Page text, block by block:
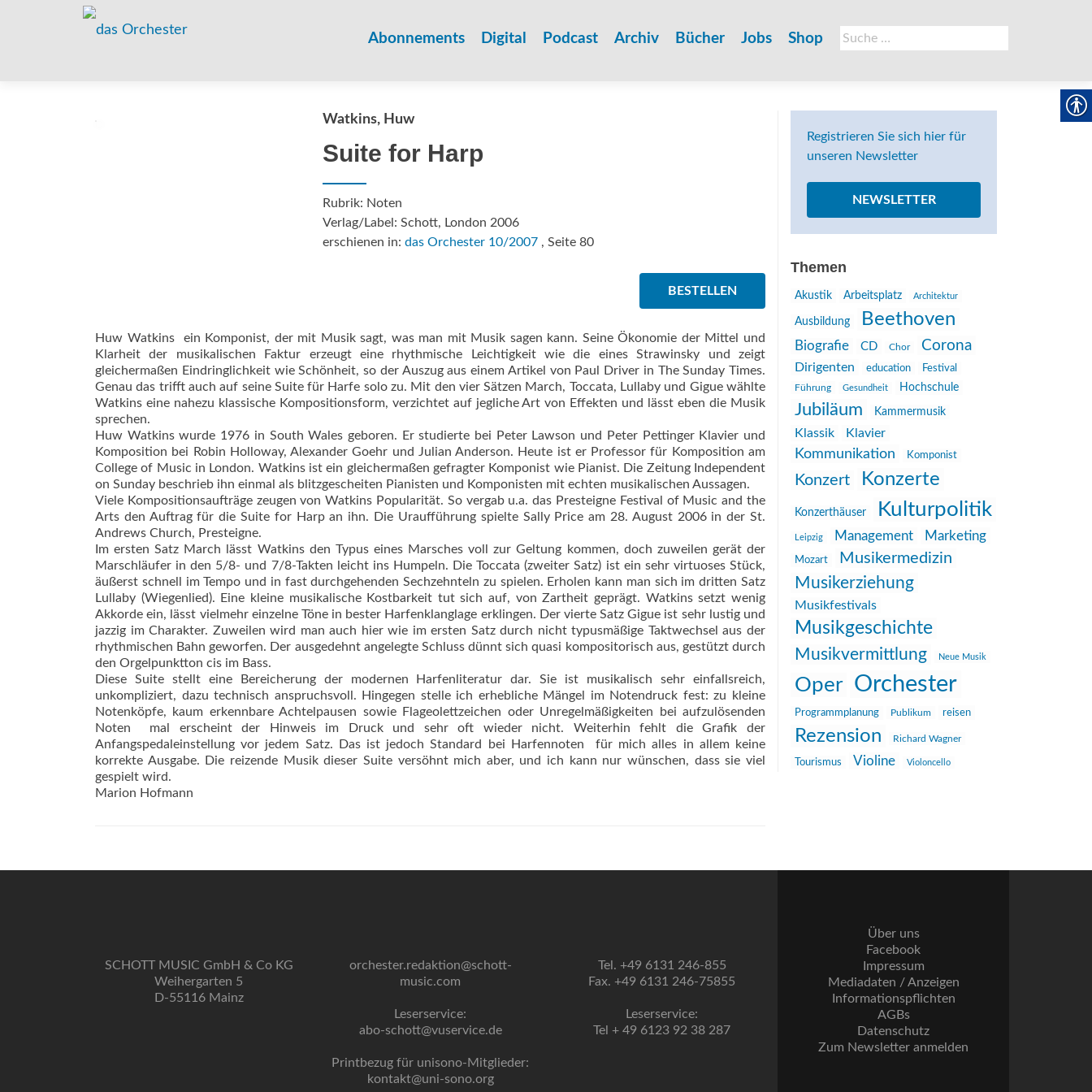
Suche
nach:
Abonnements Digital Podcast Archiv Bücher Jobs Shop
Watkins, Huw
Suite for Harp
Rubrik: Noten
Verlag/Label: Schott, London 2006
erschienen in: das Orchester 10/2007, Seite 80
BESTELLEN
Huw Watkins  ein Komponist, der mit Musik sagt, was man mit Musik sagen kann. Seine Ökonomie der Mittel und
Klarheit der musikalischen Faktur erzeugt eine rhythmische Leichtigkeit wie die eines Strawinsky und zeigt
gleichermaßen Eindringlichkeit wie Schönheit, so der Auszug aus einem Artikel von Paul Driver in The Sunday Times.
Genau das trifft auch auf seine Suite für Harfe solo zu. Mit den vier Sätzen March, Toccata, Lullaby und Gigue wählte
Watkins eine nahezu klassische Kompositionsform, verzichtet auf jegliche Art von Effekten und lässt eben die Musik
sprechen.
Huw Watkins wurde 1976 in South Wales geboren. Er studierte bei Peter Lawson und Peter Pettinger Klavier und
Komposition bei Robin Holloway, Alexander Goehr und Julian Anderson. Heute ist er Professor für Komposition am
College of Music in London. Watkins ist ein gleichermaßen gefragter Komponist wie Pianist. Die Zeitung Independent
on Sunday beschrieb ihn einmal als blitzgescheiten Pianisten und Komponisten mit echten musikalischen Aussagen.
Viele Kompositionsaufträge zeugen von Watkins Popularität. So vergab u.a. das Presteigne Festival of Music and the
Arts den Auftrag für die Suite for Harp an ihn. Die Uraufführung spielte Sally Price am 28. August 2006 in der St.
Andrews Church, Presteigne.
Im ersten Satz March lässt Watkins den Typus eines Marsches voll zur Geltung kommen, doch zuweilen gerät der
Marschläufer in den 5/8- und 7/8-Takten leicht ins Humpeln. Die Toccata (zweiter Satz) ist ein sehr virtuoses Stück,
äußerst schnell im Tempo und in fast durchgehenden Sechzehnteln zu spielen. Erholen kann man sich im dritten Satz
Lullaby (Wiegenlied). Eine kleine musikalische Kostbarkeit tut sich auf, von Zartheit geprägt. Watkins setzt wenig
Akkorde ein, lässt vielmehr einzelne Töne in bester Harfenklanglage erklingen. Der vierte Satz Gigue ist sehr lustig und
jazzig im Charakter. Zuweilen wird man auch hier wie im ersten Satz durch nicht typusmäßige Taktwechsel aus der
rhythmischen Bahn geworfen. Der ausgedehnt angelegte Schluss dünnt sich quasi kompositorisch aus, gestützt durch
den Orgelpunktton cis im Bass.
Diese Suite stellt eine Bereicherung der modernen Harfenliteratur dar. Sie ist musikalisch sehr einfallsreich,
unkompliziert, dazu technisch anspruchsvoll. Hingegen stelle ich erhebliche Mängel im Notendruck fest: zu kleine
Notenköpfe, kaum erkennbare Achtelpausen sowie Flageolettzeichen oder Unregelmäßigkeiten bei aufzulösenden
Noten  mal erscheint der Hinweis im Druck und sehr oft wieder nicht. Weiterhin fehlt die Grafik der
Anfangspedaleinstellung vor jedem Satz. Das ist jedoch Standard bei Harfennoten  für mich alles in allem keine
korrekte Ausgabe. Die reizende Musik dieser Suite versöhnt mich aber, und ich kann nur wünschen, dass sie viel
gespielt wird.
Marion Hofmann
Registrieren Sie sich hier für
unseren Newsletter
NEWSLETTER
Themen
Akustik Arbeitsplatz Architektur
Ausbildung Beethoven
Biografie CD Chor Corona
Dirigenten education
Festival
Führung
Gesundheit Hochschule
Jubiläum Kammermusik
Klassik Klavier
Kommunikation Komponist
Konzert Konzerte
Konzerthäuser Kulturpolitik
Leipzig Management Marketing
Mozart Musikermedizin
Musikerziehung
Musikfestivals
Musikgeschichte
Musikvermittlung Neue Musik
Oper Orchester
Programmplanung Publikum reisen
Rezension Richard Wagner
Tourismus Violine Violoncello
SCHOTT MUSIC GmbH & Co KG
Weihergarten 5
D-55116 Mainz
orchester.redaktion@schott-
music.com
Leserservice:
abo-schott@vuservice.de
Printbezug für unisono-Mitglieder:
kontakt@uni-sono.org
Tel. +49 6131 246-855
Fax. +49 6131 246-75855
Leserservice:
Tel + 49 6123 92 38 287
Über uns
Facebook
Impressum
Mediadaten / Anzeigen
Informationspflichten
AGBs
Datenschutz
Zum Newsletter anmelden